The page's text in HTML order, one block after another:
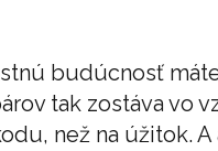
budúcnosť
tak zostáva vo
než na úžitok.